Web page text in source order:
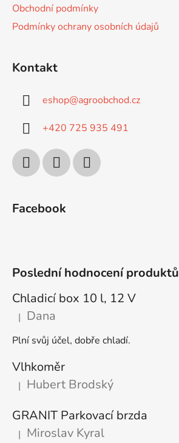
u
Obchodní podmínky
Podmínky ochrany osobních údajů
Kontakt
eshop@agroobchod.cz
+420 725 935 491
Facebook
Poslední hodnocení produktů
Chladicí box 10 l, 12 V
Hodnocení produktu je 5 z 5 hvězdiček.
| Dana
Plní svůj účel, dobře chladí.
Vlhkoměr
Hodnocení produktu je 5 z 5 hvězdiček.
| Hubert Brodský
GRANIT Parkovací brzda
Hodnocení produktu je 5 z 5 hvězdiček.
| Miroslav Kyral